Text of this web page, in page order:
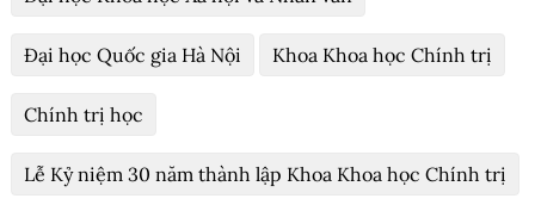
Đại học Quốc gia Hà Nội Khoa Khoa học Chính trị
Chính trị học
Lễ Kỷ niệm 30 năm thành lập Khoa Khoa học Chính trị